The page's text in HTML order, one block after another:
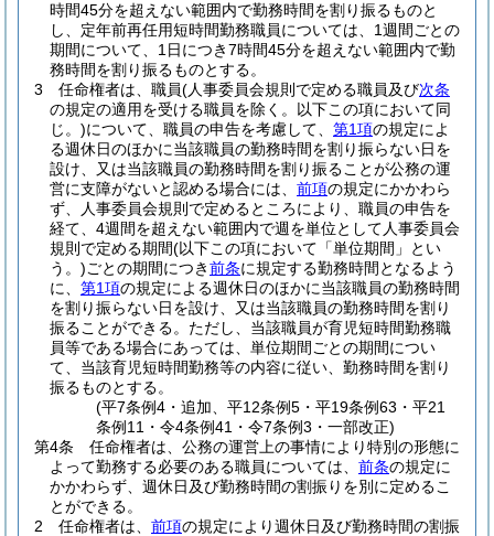
時間45分を超えない範囲内で勤務時間を割り振るものと
し、定年前再任用短時間勤務職員については、1週間ごとの
期間について、1日につき7時間45分を超えない範囲内で勤
務時間を割り振るものとする。
3
任命権者は、職員(人事委員会規則で定める職員及び次条
の規定の適用を受ける職員を除く。以下この項において同
じ。)について、職員の申告を考慮して、 第1項の規定によ
る週休日のほかに当該職員の勤務時間を割り振らない日を
設け、又は当該職員の勤務時間を割り振ることが公務の運
営に支障がないと認める場合には、 前項の規定にかかわら
ず、人事委員会規則で定めるところにより、職員の申告を
経て、4週間を超えない範囲内で週を単位として人事委員会
規則で定める期間(以下この項において「単位期間」とい
う。)ごとの期間につき前条に規定する勤務時間となるよう
に、 第1項の規定による週休日のほかに当該職員の勤務時間
を割り振らない日を設け、又は当該職員の勤務時間を割り
振ることができる。 ただし、当該職員が育児短時間勤務職
員等である場合にあっては、単位期間ごとの期間につい
て、当該育児短時間勤務等の内容に従い、勤務時間を割り
振るものとする。
(平7条例4・追加、平12条例5・平19条例63・平21
条例11・令4条例41・令7条例3・一部改正)
第4条
任命権者は、公務の運営上の事情により特別の形態に
よって勤務する必要のある職員については、 前条の規定に
かかわらず、週休日及び勤務時間の割振りを別に定めるこ
とができる。
2
任命権者は、 前項の規定により週休日及び勤務時間の割振